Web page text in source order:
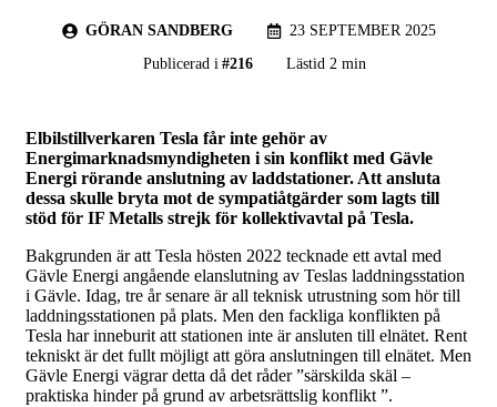
GÖRAN SANDBERG
23 SEPTEMBER 2025
Publicerad i #216 Lästid 2 min
Elbilstillverkaren Tesla får inte gehör av
Energimarknadsmyndigheten i sin konflikt med Gävle
Energi rörande anslutning av laddstationer. Att ansluta
dessa skulle bryta mot de sympatiåtgärder som lagts till
stöd för IF Metalls strejk för kollektivavtal på Tesla.
Bakgrunden är att Tesla hösten 2022 tecknade ett avtal med
Gävle Energi angående elanslutning av Teslas laddningsstation
i Gävle. Idag, tre år senare är all teknisk utrustning som hör till
laddningsstationen på plats. Men den fackliga konflikten på
Tesla har inneburit att stationen inte är ansluten till elnätet. Rent
tekniskt är det fullt möjligt att göra anslutningen till elnätet. Men
Gävle Energi vägrar detta då det råder ”särskilda skäl –
praktiska hinder på grund av arbetsrättslig konflikt ”.